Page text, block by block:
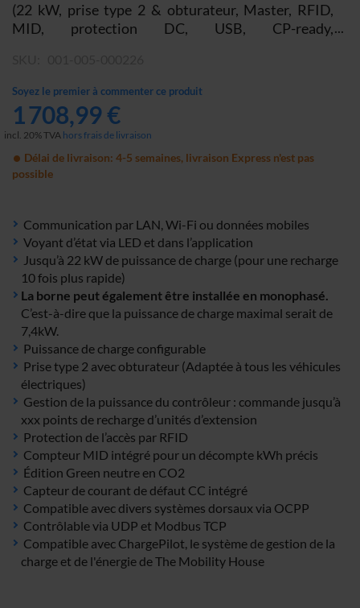
of
the
(22 kW, prise type 2 & obturateur, Master, RFID,
MID, protection DC, USB, CP-ready,
Soyez le premier à commenter ce produit
1 708,99 €
incl. 20% TVA hors frais de livraison
Délai de livraison: 4-5 semaines, livraison Express n'est pas
possible
Communication par LAN, Wi-Fi ou données mobiles
Voyant d’état via LED et dans l’application
Jusqu’à 22 kW de puissance de charge (pour une recharge
10 fois plus rapide)
La borne peut également être installée en monophasé.
C’est-à-dire que la puissance de charge maximal serait de
7,4kW.
Puissance de charge configurable
Prise type 2 avec obturateur (Adaptée à tous les véhicules
électriques)
Gestion de la puissance du contrôleur : commande jusqu’à
xxx points de recharge d’unités d’extension
Protection de l’accès par RFID
Compteur MID intégré pour un décompte kWh précis
Édition Green neutre en CO2
Capteur de courant de défaut CC intégré
Compatible avec divers systèmes dorsaux via OCPP
Contrôlable via UDP et Modbus TCP
Compatible avec ChargePilot, le système de gestion de la
charge et de l'énergie de The Mobility House